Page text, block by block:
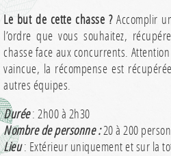
Le but de cette chasse ?Accomplir
l’ordre que vous souhaitez,
chasse face aux concurrents.
vaincue, la récompense est
autres équipes.
Durée: 2h00 à 2h30
Nombre de personne :20 à 200
Lieu : Extérieur uniquement et sur la